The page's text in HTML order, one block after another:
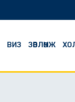
ВИЗ ЗӨВЛӨМЖ